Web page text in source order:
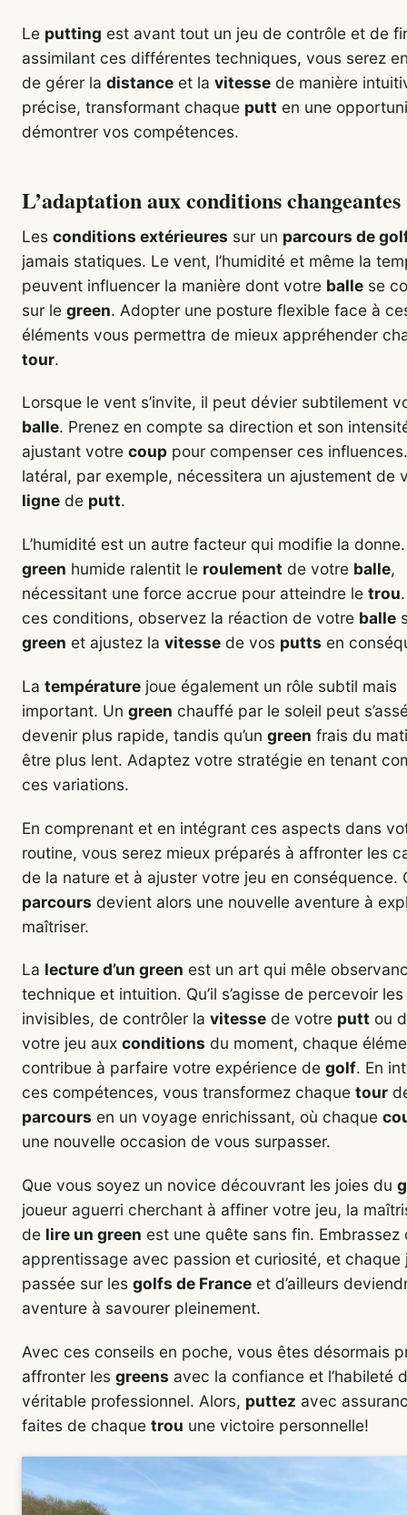
Le putting est avant tout un jeu de contrôle et de
assimilant ces différentes techniques, vous serez
de gérer la distance et la vitesse de manière
précise, transformant chaque putt en une
démontrer vos compétences.
L’adaptation aux conditions changeantes
Les conditions extérieures sur un parcours de
jamais statiques. Le vent, l’humidité et même la
peuvent influencer la manière dont votre balle se
sur le green. Adopter une posture flexible face à
éléments vous permettra de mieux appréhender
tour.
Lorsque le vent s’invite, il peut dévier subtilement
balle. Prenez en compte sa direction et son
ajustant votre coup pour compenser ces
latéral, par exemple, nécessitera un ajustement de
ligne de putt.
L’humidité est un autre facteur qui modifie la
green humide ralentit le roulement de votre balle,
nécessitant une force accrue pour atteindre le trou
ces conditions, observez la réaction de votre balle
green et ajustez la vitesse de vos putts en
La température joue également un rôle subtil mais
important. Un green chauffé par le soleil peut
devenir plus rapide, tandis qu’un green frais du
être plus lent. Adaptez votre stratégie en tenant
ces variations.
En comprenant et en intégrant ces aspects dans
routine, vous serez mieux préparés à affronter les
de la nature et à ajuster votre jeu en conséquence.
parcours devient alors une nouvelle aventure à
maîtriser.
La lecture d’un green est un art qui mêle
technique et intuition. Qu’il s’agisse de percevoir les
invisibles, de contrôler la vitesse de votre putt ou
votre jeu aux conditions du moment, chaque
contribue à parfaire votre expérience de golf. En
ces compétences, vous transformez chaque tour
parcours en un voyage enrichissant, où chaque
une nouvelle occasion de vous surpasser.
Que vous soyez un novice découvrant les joies du
joueur aguerri cherchant à affiner votre jeu, la
de lire un green est une quête sans fin. Embrassez
apprentissage avec passion et curiosité, et chaque
passée sur les golfs de France et d’ailleurs
aventure à savourer pleinement.
Avec ces conseils en poche, vous êtes désormais
affronter les greens avec la confiance et l’habileté
véritable professionnel. Alors, puttez avec
faites de chaque trou une victoire personnelle!